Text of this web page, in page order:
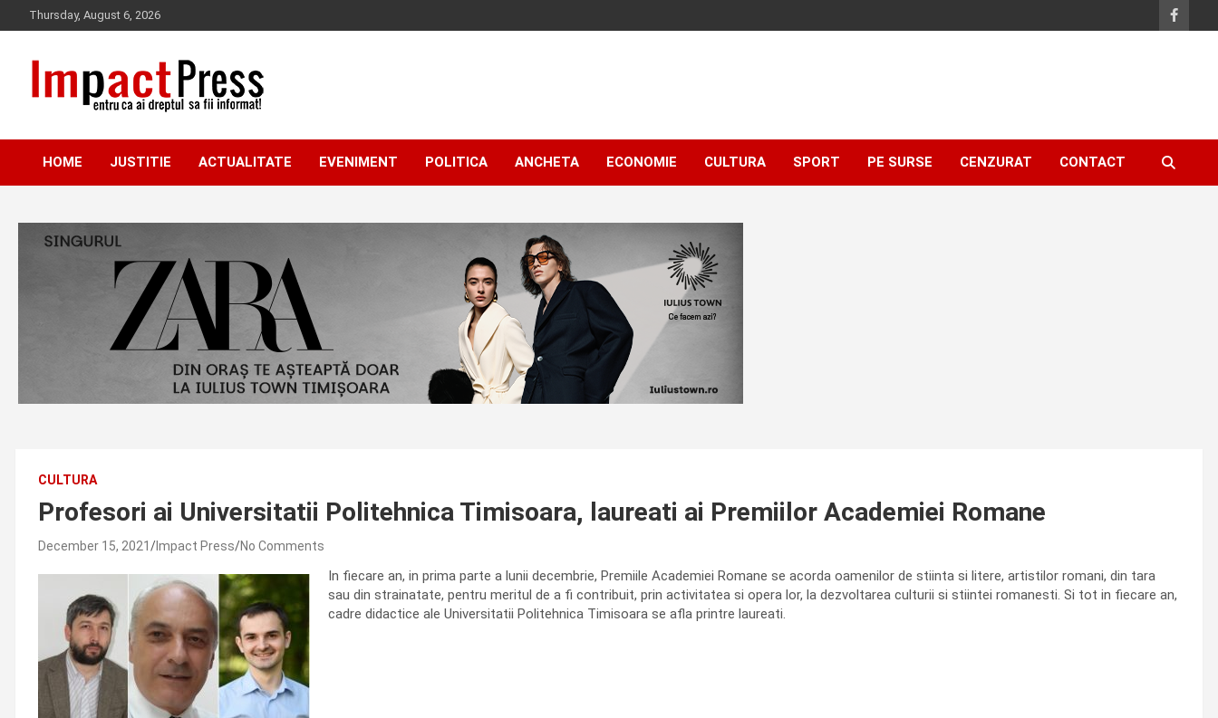
to
Thursday, August 6, 2026
IMPACTPRESS
HOME JUSTITIE ACTUALITATE EVENIMENT POLITICA ANCHETA ECONOMIE CULTURA SPORT PE SURSE CENZURAT CONTACT
CULTURA
Profesori ai Universitatii Politehnica Timisoara, laureati ai Premiilor Academiei Romane
December 15, 2021 Impact Press No Comments
In fiecare an, in prima parte a lunii decembrie, Premiile Academiei Romane se acorda oamenilor de stiinta si litere, artistilor romani, din tara
sau din strainatate, pentru meritul de a fi contribuit, prin activitatea si opera lor, la dezvoltarea culturii si stiintei romanesti. Si tot in fiecare an,
cadre didactice ale Universitatii Politehnica Timisoara se afla printre laureati.